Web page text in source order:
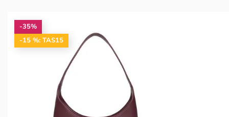
-35%
-15 %: TAS15